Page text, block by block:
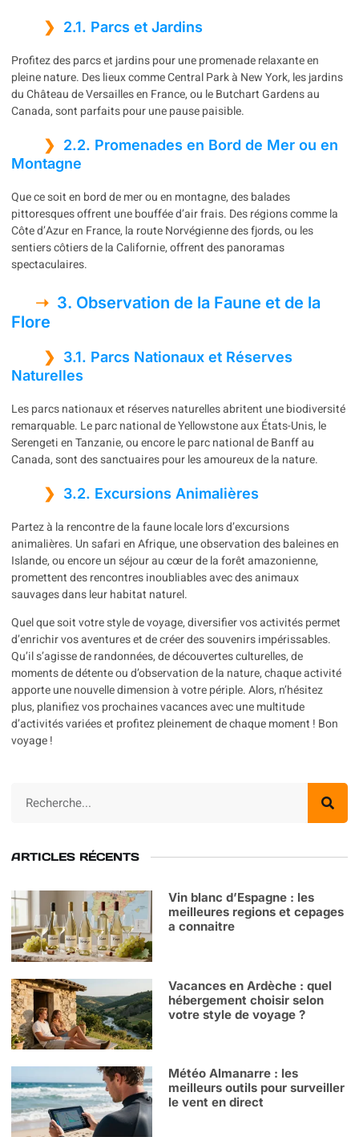
2.1. Parcs et Jardins
Profitez des parcs et jardins pour une promenade relaxante en
pleine nature. Des lieux comme Central Park à New York, les jardins
du Château de Versailles en France, ou le Butchart Gardens au
Canada, sont parfaits pour une pause paisible.
2.2. Promenades en Bord de Mer ou en
Montagne
Que ce soit en bord de mer ou en montagne, des balades
pittoresques offrent une bouffée d’air frais. Des régions comme la
Côte d’Azur en France, la route Norvégienne des fjords, ou les
sentiers côtiers de la Californie, offrent des panoramas
spectaculaires.
3. Observation de la Faune et de la
Flore
3.1. Parcs Nationaux et Réserves
Naturelles
Les parcs nationaux et réserves naturelles abritent une biodiversité
remarquable. Le parc national de Yellowstone aux États-Unis, le
Serengeti en Tanzanie, ou encore le parc national de Banff au
Canada, sont des sanctuaires pour les amoureux de la nature.
3.2. Excursions Animalières
Partez à la rencontre de la faune locale lors d’excursions
animalières. Un safari en Afrique, une observation des baleines en
Islande, ou encore un séjour au cœur de la forêt amazonienne,
promettent des rencontres inoubliables avec des animaux
sauvages dans leur habitat naturel.
Quel que soit votre style de voyage, diversifier vos activités permet
d’enrichir vos aventures et de créer des souvenirs impérissables.
Qu’il s’agisse de randonnées, de découvertes culturelles, de
moments de détente ou d’observation de la nature, chaque activité
apporte une nouvelle dimension à votre périple. Alors, n’hésitez
plus, planifiez vos prochaines vacances avec une multitude
d’activités variées et profitez pleinement de chaque moment ! Bon
voyage !
ARTICLES RÉCENTS
Vin blanc d’Espagne : les
meilleures regions et cepages
a connaitre
Vacances en Ardèche : quel
hébergement choisir selon
votre style de voyage ?
Météo Almanarre : les
meilleurs outils pour surveiller
le vent en direct